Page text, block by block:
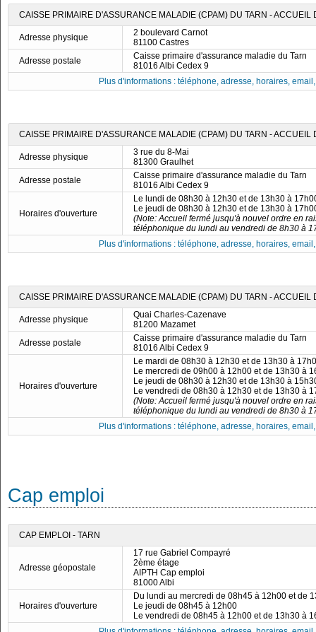
CAISSE PRIMAIRE D'ASSURANCE MALADIE (CPAM) DU TARN - ACCUEIL
Adresse physique
2 boulevard Carnot
81100 Castres
Adresse postale
Caisse primaire d'assurance maladie du Tarn
81016 Albi Cedex 9
Plus d'informations : téléphone, adresse, horaires,
CAISSE PRIMAIRE D'ASSURANCE MALADIE (CPAM) DU TARN - ACCUEIL
Adresse physique
3 rue du 8-Mai
81300 Graulhet
Adresse postale
Caisse primaire d'assurance maladie du Tarn
81016 Albi Cedex 9
Horaires d'ouverture
Le lundi de 08h30 à 12h30 et de 13h30 à
Le jeudi de 08h30 à 12h30 et de 13h30 à
(Note: Accueil fermé jusqu'à nouvel ordre en
téléphonique du lundi au vendredi de 8h30 à
Plus d'informations : téléphone, adresse, horaires,
CAISSE PRIMAIRE D'ASSURANCE MALADIE (CPAM) DU TARN - ACCUEIL
Adresse physique
Quai Charles-Cazenave
81200 Mazamet
Adresse postale
Caisse primaire d'assurance maladie du Tarn
81016 Albi Cedex 9
Horaires d'ouverture
Le mardi de 08h30 à 12h30 et de 13h30 à
Le mercredi de 09h00 à 12h00 et de 13h30 à
Le jeudi de 08h30 à 12h30 et de 13h30 à
Le vendredi de 08h30 à 12h30 et de 13h30 à
(Note: Accueil fermé jusqu'à nouvel ordre en
téléphonique du lundi au vendredi de 8h30 à
Plus d'informations : téléphone, adresse, horaires,
Cap emploi
CAP EMPLOI - TARN
Adresse géopostale
17 rue Gabriel Compayré
2ème étage
AIPTH Cap emploi
81000 Albi
Horaires d'ouverture
Du lundi au mercredi de 08h45 à 12h00 et de
Le jeudi de 08h45 à 12h00
Le vendredi de 08h45 à 12h00 et de 13h30 à